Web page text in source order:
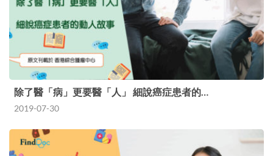
除了醫「病」更要醫「人」 細說癌症患者的…
2019-07-30